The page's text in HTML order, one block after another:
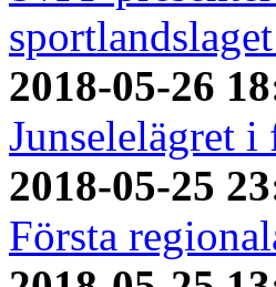
2018-05-26
Junselelägret
2018-05-25
Första